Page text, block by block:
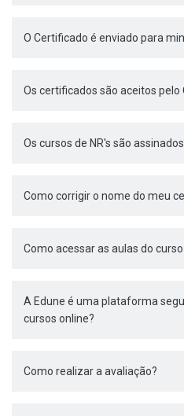
O Certificado é enviado para
Os certificados são aceitos pelo
Os cursos de NR's são
Como corrigir o nome do meu
Como acessar as aulas do
A Edune é uma plataforma
cursos online?
Como realizar a avaliação?